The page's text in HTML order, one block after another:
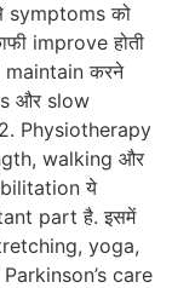
symptoms को
improve होती
maintain करने
और slow
Physiotherapy
walking और
ये
part है. इसमें
yoga,
care